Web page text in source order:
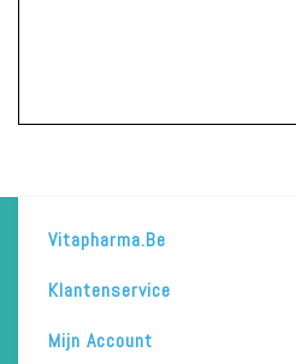
Vitapharma.be
Klantenservice
Mijn Account